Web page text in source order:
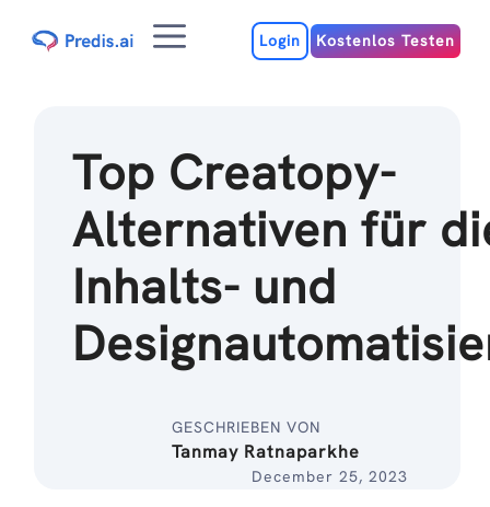
Inhalt
MenuLogin Kostenlos Testen
Top Creatopy-
Alternativen für
Inhalts- und
GESCHRIEBEN VON
Tanmay Ratnaparkhe
December 25, 2023